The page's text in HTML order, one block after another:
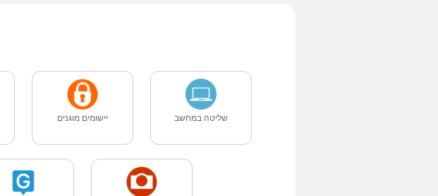
שליטה במחשב יישומים מוגנים